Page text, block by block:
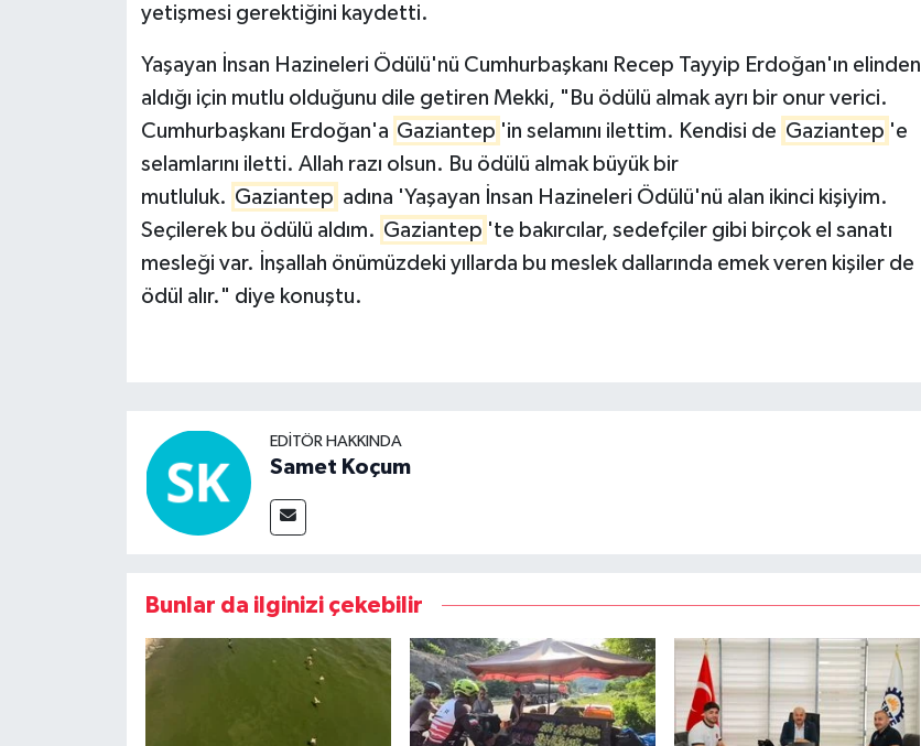
yetişmesi gerektiğini kaydetti.
Yaşayan İnsan Hazineleri Ödülü'nü Cumhurbaşkanı Recep Tayyip Erdoğan'ın elinden
aldığı için mutlu olduğunu dile getiren Mekki, "Bu ödülü almak ayrı bir onur verici.
Cumhurbaşkanı Erdoğan'a Gaziantep 'in selamını ilettim. Kendisi de Gaziantep 'e
selamlarını iletti. Allah razı olsun. Bu ödülü almak büyük bir
mutluluk. Gaziantep adına 'Yaşayan İnsan Hazineleri Ödülü'nü alan ikinci kişiyim.
Seçilerek bu ödülü aldım. Gaziantep 'te bakırcılar, sedefçiler gibi birçok el sanatı
mesleği var. İnşallah önümüzdeki yıllarda bu meslek dallarında emek veren kişiler de
ödül alır." diye konuştu.
EDITÖR HAKKINDA
Samet Koçum
Bunlar da ilginizi çekebilir